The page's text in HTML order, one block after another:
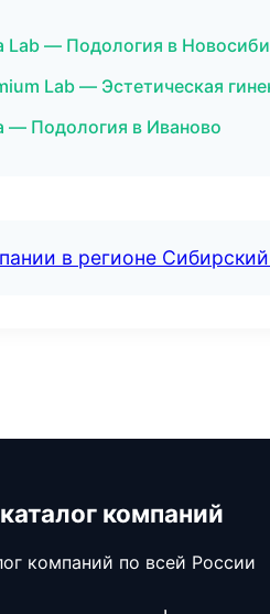
Lab — Подология в
Lab — Эстетическая
— Подология в Иваново
в регионе
компаний
компаний по всей России